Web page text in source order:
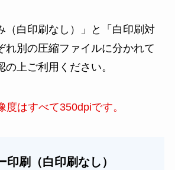
（白印刷なし）」と「白印刷対
れ別の圧縮ファイルに分かれて
上ご利用ください。
はすべて350dpiです。
印刷（白印刷なし）